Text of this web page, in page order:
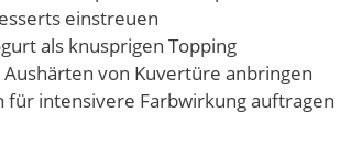
einstreuen
als knusprigen Topping
von Kuvertüre anbringen
für intensivere Farbwirkung auftragen